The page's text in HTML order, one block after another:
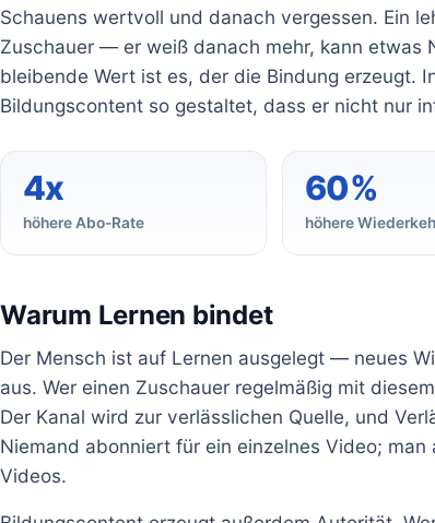
Schauens wertvoll und danach vergessen. Ein
Zuschauer — er weiß danach mehr, kann etwas
bleibende Wert ist es, der die Bindung erzeugt.
Bildungscontent so gestaltet, dass er nicht nur
4x
höhere Abo-Rate
60%
höhere
Warum Lernen bindet
Der Mensch ist auf Lernen ausgelegt — neues
aus. Wer einen Zuschauer regelmäßig mit
Der Kanal wird zur verlässlichen Quelle, und
Niemand abonniert für ein einzelnes Video;
Videos.